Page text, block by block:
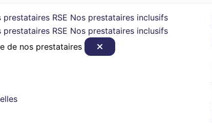
prestataires RSE Nos prestataires inclusifs
prestataires RSE Nos prestataires inclusifs
de nos prestataires